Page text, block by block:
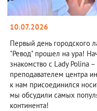
10.07.2026
Первый день городского
"Ревод" прошел на ура!
знакомство с Lady Polina
преподавателем центра
к нам присоединился
мы обсудили самых
континента!